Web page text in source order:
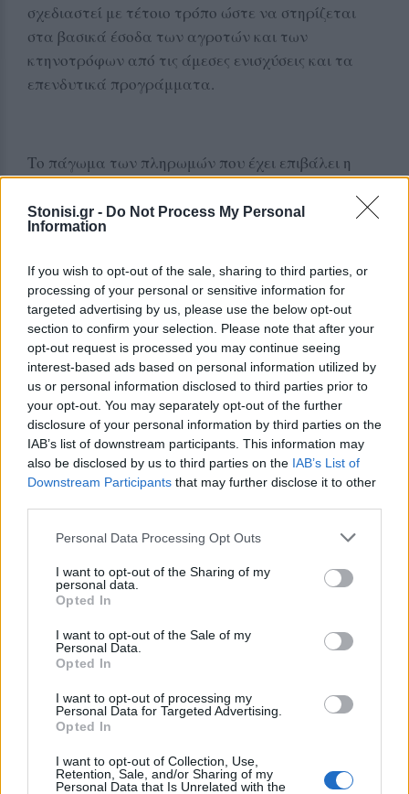
Stonisi.gr - Do Not Process My Personal
Information
If you wish to opt-out of the sale, sharing to third parties, or
processing of your personal or sensitive information for
targeted advertising by us, please use the below opt-out
section to confirm your selection. Please note that after your
opt-out request is processed you may continue seeing
interest-based ads based on personal information utilized by
us or personal information disclosed to third parties prior to
your opt-out. You may separately opt-out of the further
disclosure of your personal information by third parties on the
IAB’s list of downstream participants. This information may
also be disclosed by us to third parties on the IAB’s List of
Downstream Participants that may further disclose it to other
Personal Data Processing Opt Outs
I want to opt-out of the Sharing of my
personal data.
Opted In
I want to opt-out of the Sale of my
Personal Data.
Opted In
I want to opt-out of processing my
Personal Data for Targeted Advertising.
Opted In
I want to opt-out of Collection, Use,
Retention, Sale, and/or Sharing of my
Personal Data that Is Unrelated with the
σχεδιαστεί με τέτοιο τρόπο ώστε να στηρίζεται
στα βασικά έσοδα των αγροτών και των
κτηνοτρόφων από τις άμεσες ενισχύσεις και τα
επενδυτικά προγράμματα.
Το πάγωμα των πληρωμών που έχει επιβάλει η
ανακτηθούν επιδοτήσεις και πληρωμές
προηγούμενων ετών οδηγούν αυτές τις
κινδυνεύουν να βρεθούν με τεράστια χρέη αντί
για κέρδη.
Ακόμη χειρότερα, σε όλες τις αγροτικές περιοχές
της χώρας είναι πάγιο φαινόμενο οι αγρότες να
προμηθεύονται τρόφιμα, είδη οικιακής χρήσης,
καύσιμα και εξοπλισμό για τα οχήματά τους με
μικρή ή μεγαλύτερη πίστωση. Οι συνεχείς
παραγωγού οδηγούν πολλές από αυτές τις
επιχειρήσεις σε χρεοκοπία, συμπαρασύροντας και
τους αγρότες πελάτες τους.
Περί εξυγίανσης…
Η κυβερνητική πολιτική δεν έχει στόχο να
αντιμετωπίσει τα αλλεπάλληλα σκάνδαλα που
αφορούν την αρπαγή επιδοτήσεων, άμεσων και
έμμεσων. Στόχος είναι η συνολική ανατροπή όσων